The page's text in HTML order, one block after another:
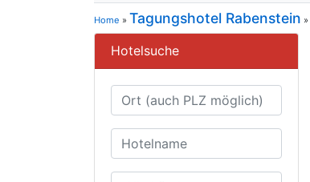
Home » Tagungshotel Rabenstein »
Hotelsuche